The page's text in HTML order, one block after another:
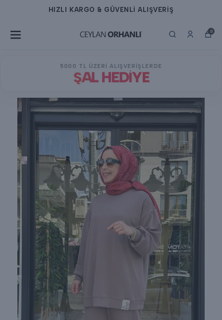
HIZLI KARGO & GÜVENLİ ALIŞVERİŞ
0
5000 TL ÜZERİ ALIŞVERİŞLERDE
ŞAL HEDİYE